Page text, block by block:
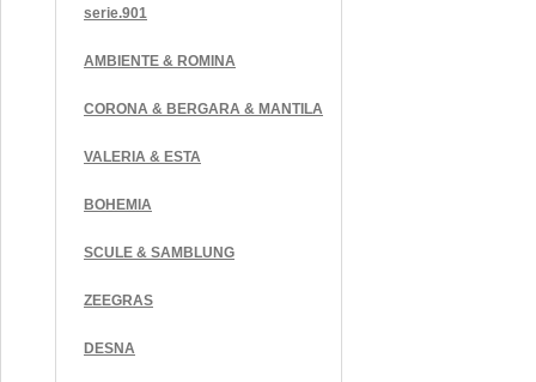
serie.901
AMBIENTE & ROMINA
CORONA & BERGARA & MANTILA
VALERIA & ESTA
BOHEMIA
SCULE & SAMBLUNG
ZEEGRAS
DESNA